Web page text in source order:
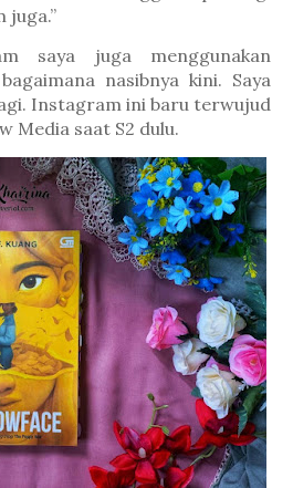
juga.”
saya juga menggunakan
nasibnya kini. Saya
Instagram ini baru terwujud
Media saat S2 dulu.